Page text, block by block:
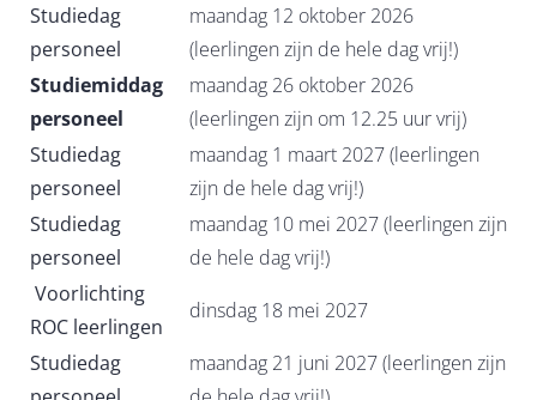
Studiedag
personeel
maandag 12 oktober 2026
(leerlingen zijn de hele dag vrij!)
Studiemiddag
personeel
maandag 26 oktober 2026
(leerlingen zijn om 12.25 uur vrij)
Studiedag
personeel
maandag 1 maart 2027 (leerlingen
zijn de hele dag vrij!)
Studiedag
personeel
maandag 10 mei 2027 (leerlingen zijn
de hele dag vrij!)
Voorlichting
ROC leerlingen
dinsdag 18 mei 2027
Studiedag
maandag 21 juni 2027 (leerlingen zijn